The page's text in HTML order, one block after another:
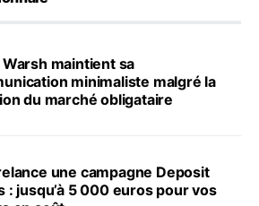
Warsh maintient sa
minimaliste malgré la
du marché obligataire
une campagne Deposit
: jusqu’à 5 000 euros pour vos